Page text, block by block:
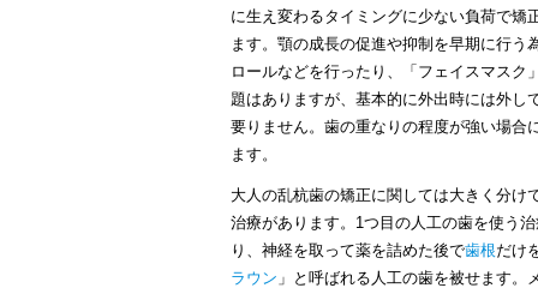
に生え変わるタイミングに少ない負荷で矯
ます。顎の成長の促進や抑制を早期に行う
ロールなどを行ったり、「フェイスマス
題はありますが、基本的に外出時には外し
要りません。歯の重なりの程度が強い場合
ます。
大人の乱杭歯の矯正に関しては大きく分け
治療があります。1つ目の人工の歯を使う
り、神経を取って薬を詰めた後で歯根だけ
ラウン 」と呼ばれる人工の歯を被せます。